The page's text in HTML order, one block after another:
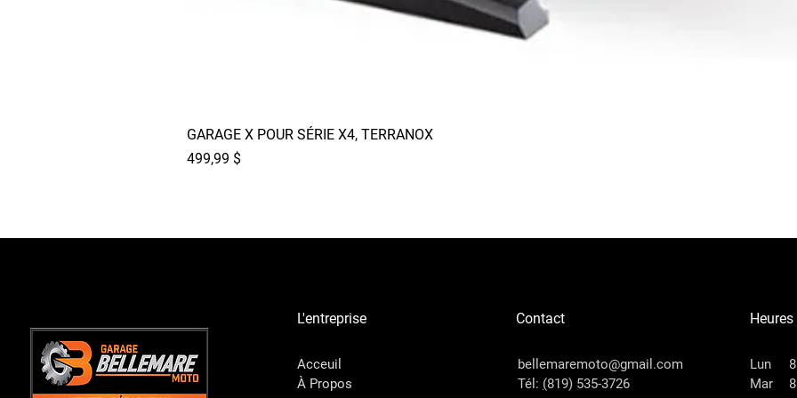
GARAGE X POUR SÉRIE X4, TERRANOX
Prix
499,99 $
L'entreprise
Acceuil
À Propos
Contact
bellemaremoto@gmail.com
Tél: (819) 535-3726
Heures
Lun
Mar